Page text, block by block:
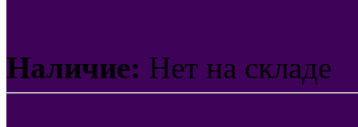
Наличие: Нет на складе